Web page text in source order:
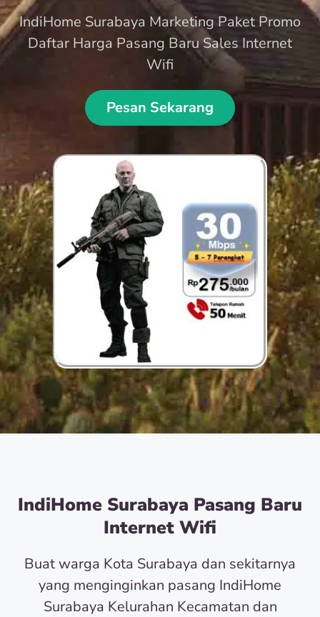
IndiHome Surabaya Marketing Paket Promo
Daftar Harga Pasang Baru Sales Internet
Wifi
Pesan Sekarang
IndiHome Surabaya Pasang Baru
Internet Wifi
Buat warga Kota Surabaya dan sekitarnya
yang menginginkan pasang IndiHome
Surabaya Kelurahan Kecamatan dan